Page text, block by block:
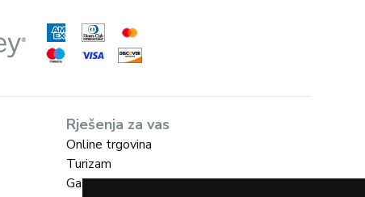
Rješenja za vas
Online trgovina
Turizam
Gastro